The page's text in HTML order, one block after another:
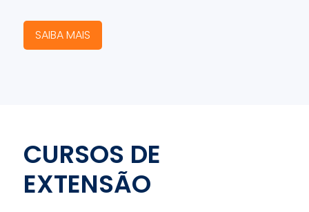
SAIBA MAIS
CURSOS DE
EXTENSÃO